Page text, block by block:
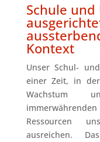
Schule
Kontext
Unser Schul-
einer Zeit, in
Wachstum
Ressourcen
ausreichen.